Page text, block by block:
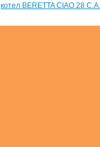
котел BERETTA CIAO 28